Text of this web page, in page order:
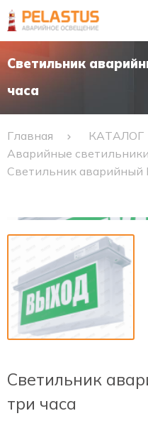
Светильник
часа
Главная
КАТАЛОГ
Аварийные светильники
Светильник аварийный
Светильник
три часа